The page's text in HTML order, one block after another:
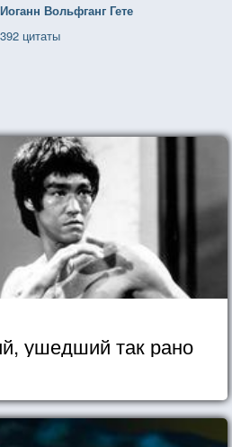
Иоганн Вольфганг Гете
392 цитаты
ушедший так рано